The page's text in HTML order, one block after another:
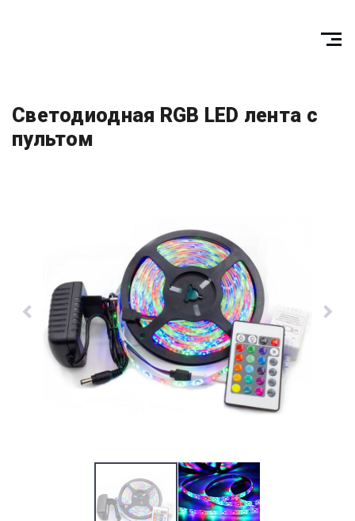
Светодиодная RGB LED лента с
пультом